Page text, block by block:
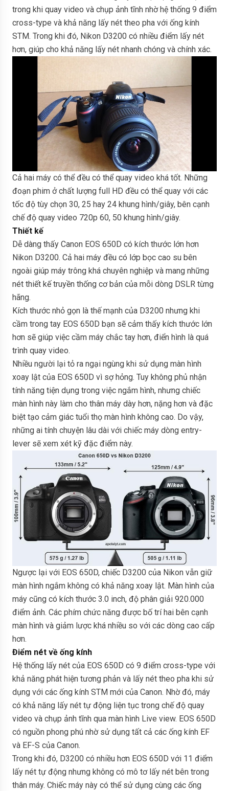
trong khi quay video và chụp ảnh tĩnh nhờ hệ thống 9 điểm
cross-type và khả năng lấy nét theo pha với ống kính
STM. Trong khi đó, Nikon D3200 có nhiều điểm lấy nét
hơn, giúp cho khả năng lấy nét nhanh chóng và chính xác.
Cả hai máy có thể đều có thể quay video khá tốt. Những
đoạn phim ở chất lượng full HD đều có thể quay với các
tốc độ tùy chọn 30, 25 hay 24 khung hình/giây, bên cạnh
chế độ quay video 720p 60, 50 khung hình/giây.
Thiết kế
Dễ dàng thấy Canon EOS 650D có kích thước lớn hơn
Nikon D3200. Cả hai máy đều có lớp bọc cao su bên
ngoài giúp máy trông khá chuyên nghiệp và mang những
nét thiết kế truyền thống cơ bản của mỗi dòng DSLR từng
hãng.
Kích thước nhỏ gọn là thế mạnh của D3200 nhưng khi
cầm trong tay EOS 650D bạn sẽ cảm thấy kích thước lớn
hơn sẽ giúp việc cầm máy chắc tay hơn, điển hình là quá
trình quay video.
Nhiều người lại tỏ ra ngại ngùng khi sử dụng màn hình
xoay lật của EOS 650D vì sợ hỏng. Tuy không phủ nhận
tính năng tiện dụng trong việc ngắm hình, nhưng chiếc
màn hình này làm cho thân máy dày hơn, nặng hơn và đặc
biệt tạo cảm giác tuổi thọ màn hình không cao. Do vậy,
những ai tính chuyện lâu dài với chiếc máy dòng entry-
lever sẽ xem xét kỹ đặc điểm này.
Ngược lại với EOS 650D, chiếc D3200 của Nikon vẫn giữ
màn hình ngắm không có khả năng xoay lật. Màn hình của
máy cũng có kích thước 3.0 inch, độ phân giải 920.000
điểm ảnh. Các phím chức năng được bố trí hai bên cạnh
màn hình và giảm lược khá nhiều so với các dòng cao cấp
hơn.
Điểm nét về ống kính
Hệ thống lấy nét của EOS 650D có 9 điểm cross-type với
khả năng phát hiện tương phản và lấy nét theo pha khi sử
dụng với các ống kính STM mới của Canon. Nhờ đó, máy
có khả năng lấy nét tự động liện tục trong chế độ quay
video và chụp ảnh tĩnh qua màn hình Live view. EOS 650D
có nguồn phong phú nhờ sử dụng tất cả các ống kính EF
và EF-S của Canon.
Trong khi đó, D3200 có nhiều hơn EOS 650D với 11 điểm
lấy nét tự động nhưng không có mô tơ lấy nét bên trong
thân máy. Chiếc máy này có thể sử dụng cùng các ống